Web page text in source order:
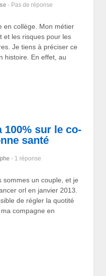
- Pas de réponse
en collège. Mon métier
et les risques pour les
Je tiens à préciser ce
histoire. En effet, au
100% sur le co-
santé
- 1 réponse
sommes un couple, et je
orl en janvier 2013.
de régler la quotité
compagne en